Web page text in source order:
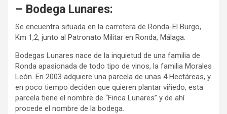
– Bodega Lunares:
Se encuentra situada en la carretera de Ronda-El Burgo,
Km 1,2, junto al Patronato Militar en Ronda, Málaga.
Bodegas Lunares nace de la inquietud de una familia de
Ronda apasionada de todo tipo de vinos, la familia Morales
León. En 2003 adquiere una parcela de unas 4 Hectáreas, y
en poco tiempo deciden que quieren plantar viñedo, esta
parcela tiene el nombre de “Finca Lunares” y de ahí
procede el nombre de la bodega.